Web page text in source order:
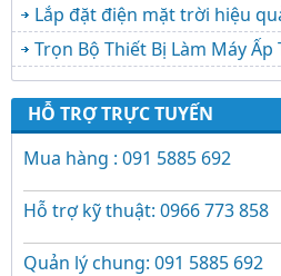
Lắp đặt điện mặt trời hiệu
Trọn Bộ Thiết Bị Làm Máy
HỖ TRỢ TRỰC TUYẾN
Mua hàng : 091 5885 692
Hỗ trợ kỹ thuật: 0966 773 858
Quản lý chung: 091 5885 692